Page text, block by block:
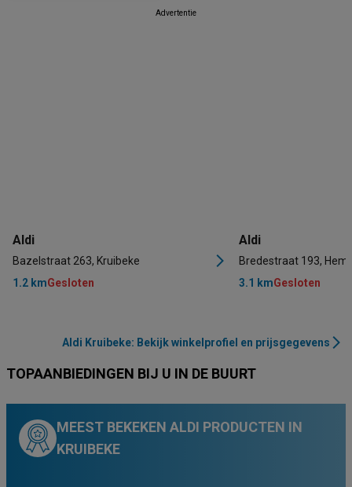
Advertentie
Aldi
Bazelstraat 263, Kruibeke
1.2 kmGesloten
Aldi
Bredestraat 193,
3.1 kmGesloten
Aldi Kruibeke: Bekijk winkelprofiel en prijsgegevens
TOPAANBIEDINGEN BIJ U IN DE BUURT
MEEST BEKEKEN ALDI PRODUCTEN IN
KRUIBEKE